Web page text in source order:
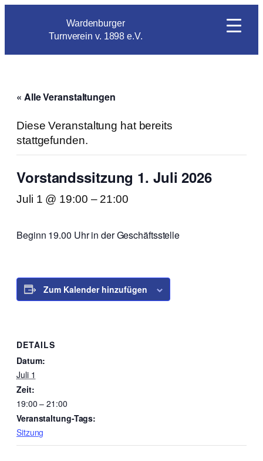
Wardenburger
Turnverein v. 1898 e.V.
« Alle Veranstaltungen
Diese Veranstaltung hat bereits
stattgefunden.
Vorstandssitzung 1. Juli 2026
Juli 1 @ 19:00 – 21:00
Beginn 19.00 Uhr in der Geschäftsstelle
Zum Kalender hinzufügen
DETAILS
Datum:
Juli 1
Zeit:
19:00 – 21:00
Veranstaltung-Tags:
Sitzung